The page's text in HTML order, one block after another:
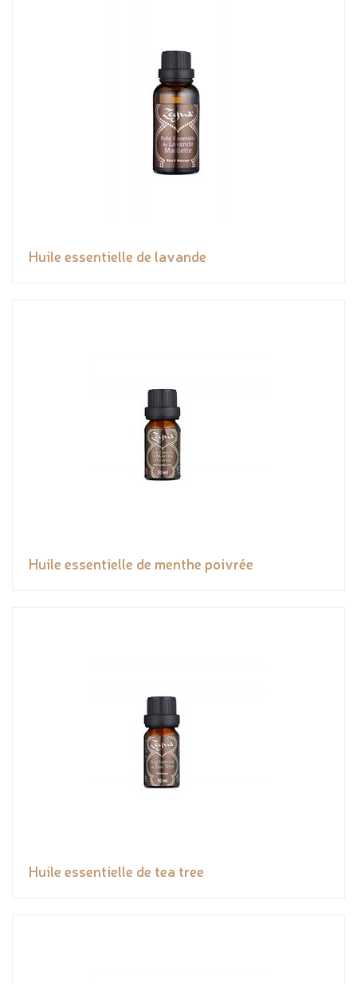
Huile essentielle de lavande
Huile essentielle de menthe poivrée
Huile essentielle de tea tree